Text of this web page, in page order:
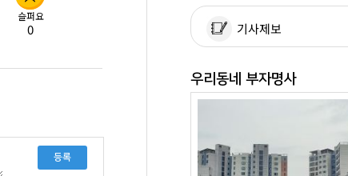
슬퍼요
0
등록
기사제보
우리동네 부자명사